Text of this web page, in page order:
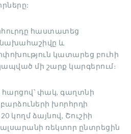
հաստատեց
և
կատարեց բուհի
մի շարք կարգերում։
հարցով՝ փակ, գաղտնի
խորհրդի
կողմ ձայնով, Շուշիի
ռեկտոր ընտրեցին